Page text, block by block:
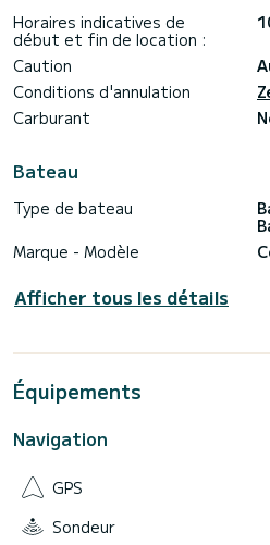
Horaires indicatives de
début et fin de location :
Caution
Conditions d'annulation
Carburant
Bateau
Type de bateau
Marque - Modèle
Afficher tous les détails
Équipements
Navigation
GPS
Sondeur